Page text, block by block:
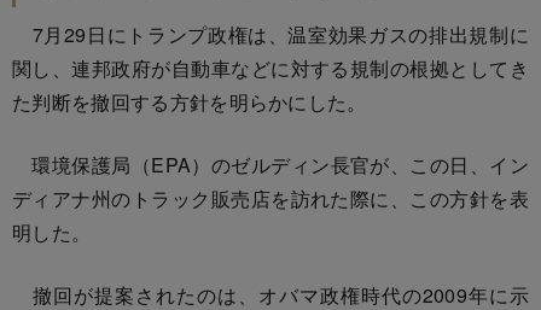
7月29日にトランプ政権は、温室効果ガスの排出規制に
関し、連邦政府が自動車などに対する規制の根拠としてき
た判断を撤回する方針を明らかにした。
環境保護局（EPA）のゼルディン長官が、この日、イン
ディアナ州のトラック販売店を訪れた際に、この方針を表
明した。
撤回が提案されたのは、オバマ政権時代の2009年に示